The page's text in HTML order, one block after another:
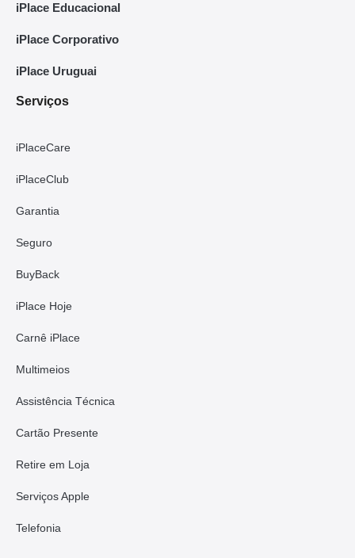
iPlace Educacional
iPlace Corporativo
iPlace Uruguai
Serviços
iPlaceCare
iPlaceClub
Garantia
Seguro
BuyBack
iPlace Hoje
Carnê iPlace
Multimeios
Assistência Técnica
Cartão Presente
Retire em Loja
Serviços Apple
Telefonia